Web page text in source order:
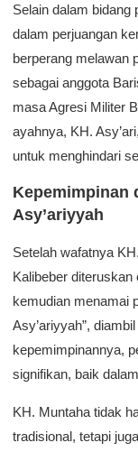
Selain dalam bidang
dalam perjuangan
berperang melawan
sebagai anggota
masa Agresi Militer
ayahnya, KH.
untuk menghindari
Kepemimpinan
Asy’ariyyah
Setelah wafatnya
Kalibeber
kemudian menamai
Asy’ariyyah”,
kepemimpinannya,
signifikan, baik
KH. Muntaha tidak
tradisional, tetapi